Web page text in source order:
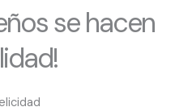
se hacen